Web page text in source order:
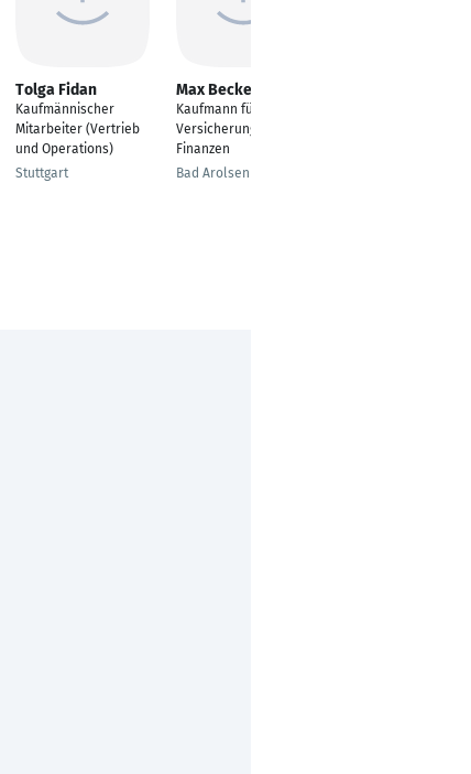
Tolga Fidan
Kaufmännischer
Mitarbeiter (Vertrieb
und Operations)
Stuttgart
Max Becker
Kaufmann für
Versicherungen und
Finanzen
Bad Arolsen